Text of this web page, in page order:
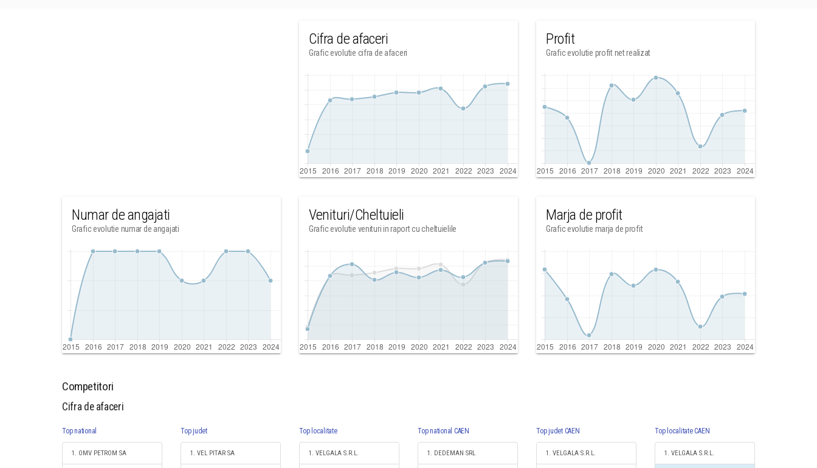
Cifra de afaceri
Grafic evolutie cifra de afaceri
Profit
Grafic evolutie profit net realizat
Numar de angajati
Grafic evolutie numar de angajati
Venituri/Cheltuieli
Grafic evolutie venituri in raport cu cheltuielile
Marja de profit
Grafic evolutie marja de profit
Competitori
Cifra de afaceri
Top national
1. OMV PETROM SA
Top judet
1. VEL PITAR SA
Top localitate
1. VELGALA S.R.L.
Top national CAEN
1. DEDEMAN SRL
Top judet CAEN
1. VELGALA S.R.L.
Top localitate CAEN
1. VELGALA S.R.L.